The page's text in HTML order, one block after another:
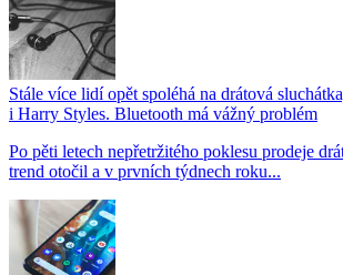
Stále více lidí opět spoléhá na drátová
i Harry Styles. Bluetooth má vážný problém
Po pěti letech nepřetržitého poklesu prodeje
trend otočil a v prvních týdnech roku...